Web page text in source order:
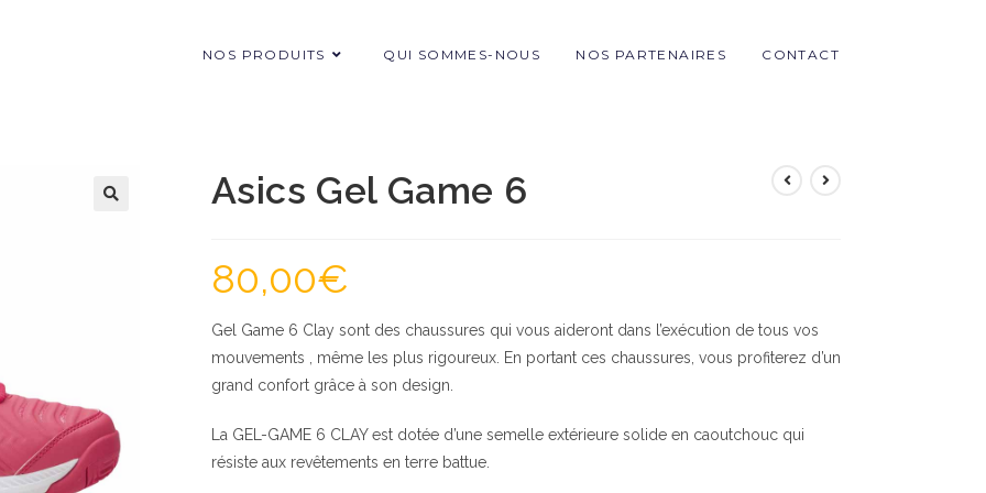
NOS PRODUITS QUI SOMMES-NOUS NOS PARTENAIRES CONTACT
Asics Gel Game 6
80,00€
Gel Game 6 Clay sont des chaussures qui vous aideront dans l’exécution de tous vos
mouvements , même les plus rigoureux. En portant ces chaussures, vous profiterez d’un
grand confort grâce à son design.
La GEL-GAME 6 CLAY est dotée d’une semelle extérieure solide en caoutchouc qui
résiste aux revêtements en terre battue.